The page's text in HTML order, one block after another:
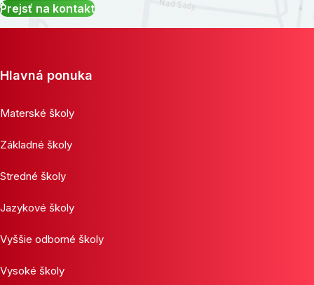
Prejsť na kontakt
Hlavná ponuka
Materské školy
Základné školy
Stredné školy
Jazykové školy
Vyššie odborné školy
Vysoké školy